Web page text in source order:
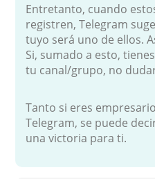
Entretanto, cuando
registren, Telegram
tuyo será uno de ellos.
Si, sumado a esto,
tu canal/grupo, no
Tanto si eres
Telegram, se puede
una victoria para ti.